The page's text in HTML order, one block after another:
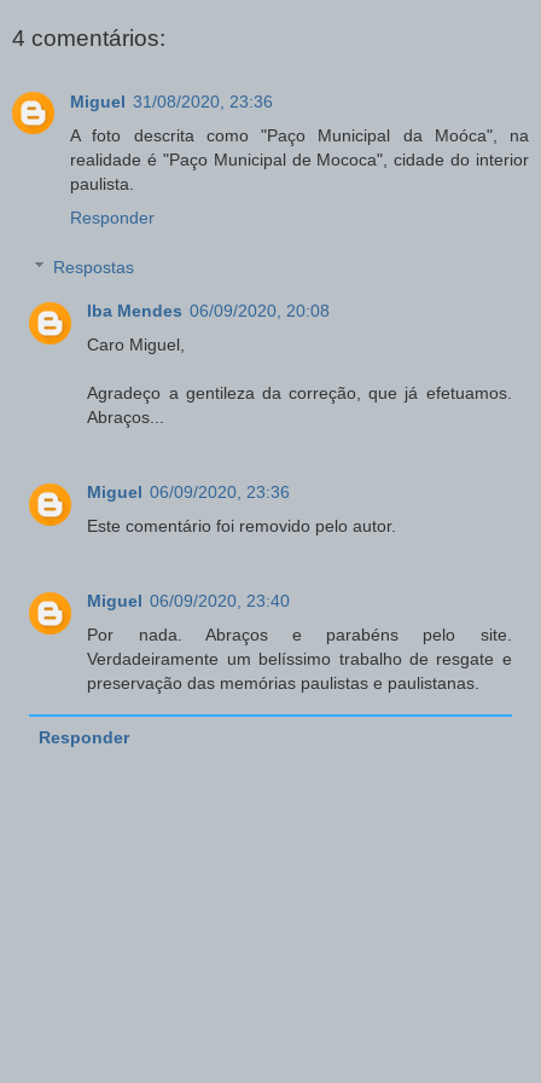
4 comentários:
Miguel 31/08/2020, 23:36
A foto descrita como "Paço Municipal da Moóca", na
realidade é "Paço Municipal de Mococa", cidade do interior
paulista.
Responder
Respostas
Iba Mendes 06/09/2020, 20:08
Caro Miguel,
Agradeço a gentileza da correção, que já efetuamos.
Abraços...
Miguel 06/09/2020, 23:36
Este comentário foi removido pelo autor.
Miguel 06/09/2020, 23:40
Por nada. Abraços e parabéns pelo site.
Verdadeiramente um belíssimo trabalho de resgate e
preservação das memórias paulistas e paulistanas.
Responder